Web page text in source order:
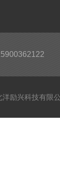
洋励兴科技有限